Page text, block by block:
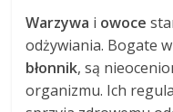
Warzywa i owoce
odżywiania. Bogate
błonnik, są
organizmu. Ich